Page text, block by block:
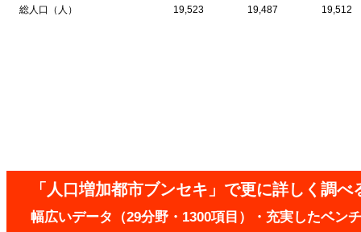
総人口（人） 19,523 19,487 19,512
「人口増加都市ブンセキ」で更に詳しく調べ
幅広いデータ（29分野・1300項目）・充実したベン